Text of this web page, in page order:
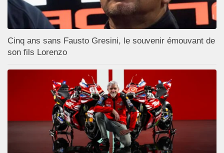
Cinq ans sans Fausto Gresini, le souvenir émouvant de
son fils Lorenzo